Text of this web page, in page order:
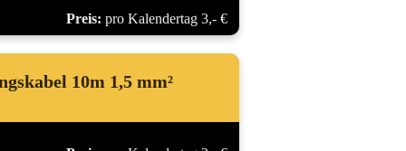
Preis: pro Kalendertag 3,- €
10m 1,5 mm²